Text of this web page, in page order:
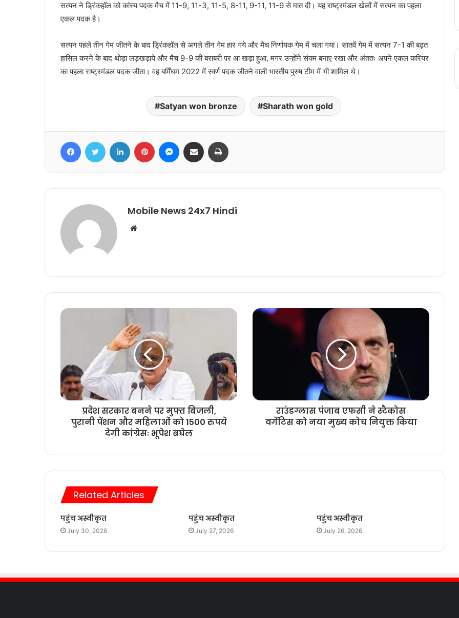
सत्यन ने ड्रिंकहॉल को कांस्य पदक मैच में 11-9, 11-3, 11-5, 8-11, 9-11, 11-9 से मात दी। यह राष्ट्रमंडल खेलों में सत्यन का पहला
एकल पदक है।
सत्यन पहले तीन गेम जीतने के बाद ड्रिंकहॉल से अगले तीन गेम हार गये और मैच निर्णायक गेम में चला गया। सातवें गेम में सत्यन 7-1 की बढ़त
हासिल करने के बाद थोड़ा लड़खड़ाये और मैच 9-9 की बराबरी पर आ खड़ा हुआ, मगर उन्होंने संयम बनाए रखा और अंततः अपने एकल करियर
का पहला राष्ट्रमंडल पदक जीता। वह बर्मिंघम 2022 में स्वर्ण पदक जीतने वाली भारतीय पुरुष टीम में भी शामिल थे।
Satyan won bronze Sharath won gold
FacebookTwitter LinkedIn Pinterest Messenger
Share via Email
Mobile News 24x7 Hindi
Website
प्रदेश सरकार बनने पर मुफ्त बिजली,
पुरानी पेंशन और महिलाओं को 1500 रुपये
देगी कांग्रेसः भूपेश बघेल
राउंडग्लास पंजाब एफसी ने स्टैकोस
वर्गेटिस को नया मुख्य कोच नियुक्त किया
Related Articles
पहुंच अस्वीकृत
July 30, 2026
पहुंच अस्वीकृत
July 27, 2026
पहुंच अस्वीकृत
July 26, 2026